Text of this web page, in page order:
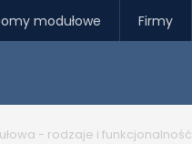
modułowe Firmy
- rodzaje i funkcjonalność